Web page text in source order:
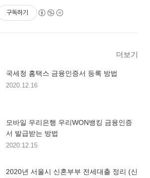
구독하기
더보기
국세청 홈택스 금융인증서 등록 방법
2020.12.16
모바일 우리은행 우리WON뱅킹 금융인증
서 발급받는 방법
2020.12.15
2020년 서울시 신혼부부 전세대출 정리 (신